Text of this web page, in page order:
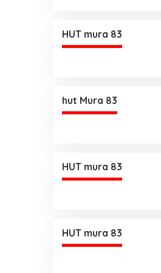
HUT mura 83
hut Mura 83
HUT mura 83
HUT mura 83